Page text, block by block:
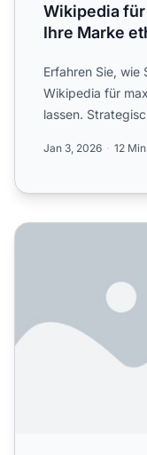
Wikipedia
Ihre Marke
Erfahren Sie, wie
Wikipedia für
lassen.
Jan 3, 2026 12
Die Rolle von